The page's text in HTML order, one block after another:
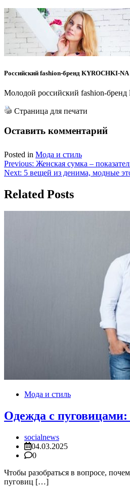
Российский fashion-бренд KYROCHKI-
Молодой российский fashion-бренд
Страница для печати
Оставить комментарий
Posted in Мода и стиль
Навигация
по
записям
Previous: Женская сумка –
Next: 5 вещей из денима, модные
Related Posts
Мода и стиль
Одежда с
socialnews
04.03.2025
0
Чтобы разобраться в вопросе,
пуговиц […]